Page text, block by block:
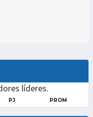
líderes.
PJ PROM